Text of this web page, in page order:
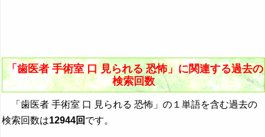
「歯医者 手術室 口 見られる 恐怖」に関連する過去の
検索回数
「歯医者 手術室 口 見られる 恐怖」の１単語を含む過去の
検索回数は12944回 です。